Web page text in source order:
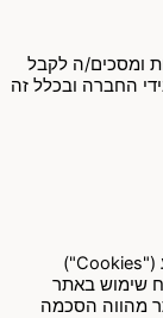
ומסכים/ה לקבל
החברה ובכלל זה
לידיעתך, באתר זה אנו עושים שימוש בקובצי מידע ("Cookies")
שימוש באתר
מהווה הסכמה